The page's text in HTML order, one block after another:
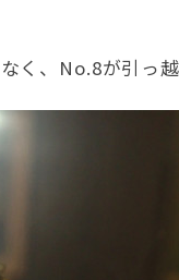
く、No.8が引っ